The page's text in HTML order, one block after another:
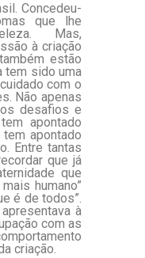
Concedeu-
que lhe
Mas,
à criação
estão
tem sido uma
com o
Não apenas
desafios e
apontado
apontado
Entre tantas
que já
que
humano”
é de todos”.
à
com as
criação.